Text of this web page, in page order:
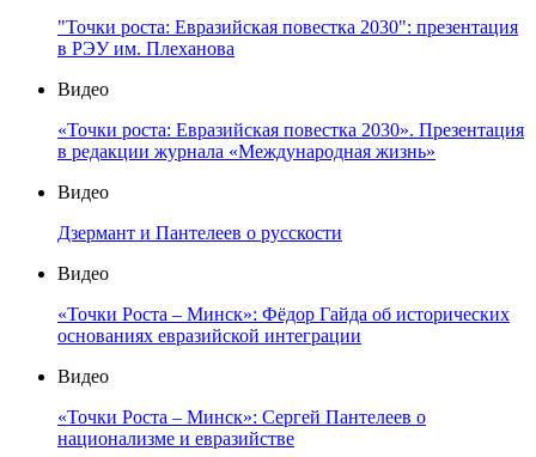
"Точки роста: Евразийская повестка 2030": презентация
в РЭУ им. Плеханова
Видео
«Точки роста: Евразийская повестка 2030». Презентация
в редакции журнала «Международная жизнь»
Видео
Дзермант и Пантелеев о русскости
Видео
«Точки Роста – Минск»: Фёдор Гайда об исторических
основаниях евразийской интеграции
Видео
«Точки Роста – Минск»: Сергей Пантелеев о
национализме и евразийстве